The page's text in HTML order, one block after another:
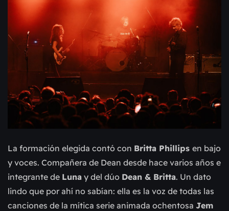
La formación elegida contó con Britta Phillips en bajo
y voces. Compañera de Dean desde hace varios años e
integrante de Luna y del dúo Dean & Britta. Un dato
lindo que por ahí no sabían: ella es la voz de todas las
canciones de la mítica serie animada ochentosa Jem